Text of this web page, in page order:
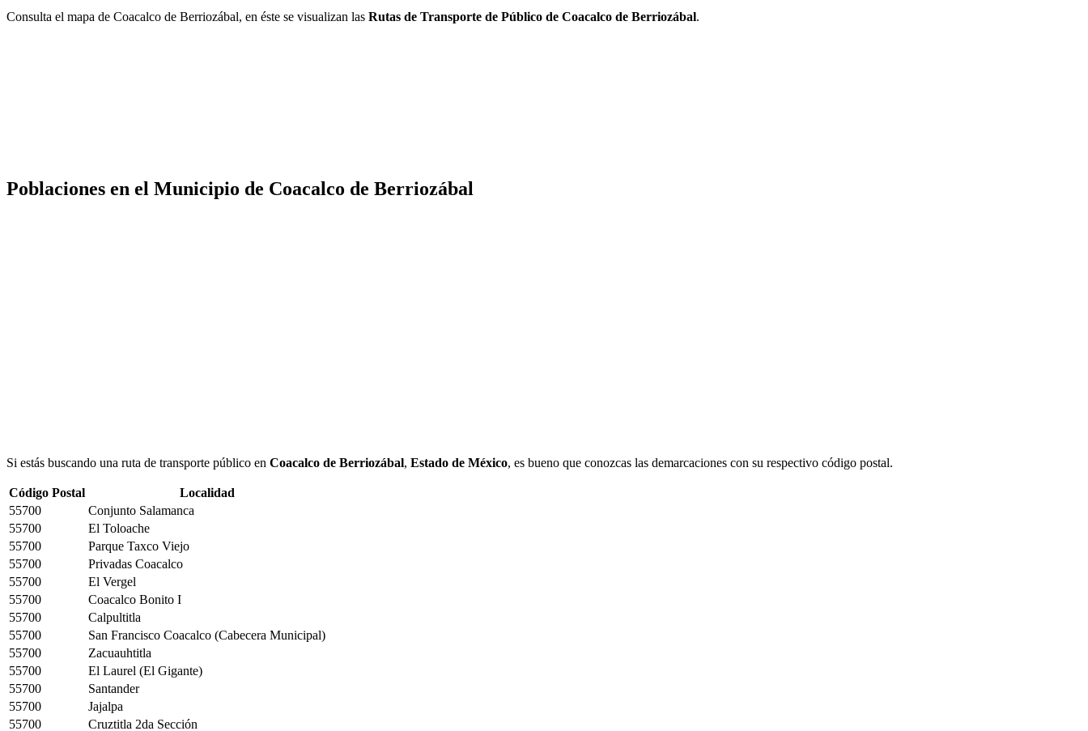
Consulta el mapa de Coacalco de Berriozábal, en éste se visualizan las Rutas de Transporte de Público de Coacalco de Berriozábal.
Poblaciones en el Municipio de Coacalco de Berriozábal
Si estás buscando una ruta de transporte público en Coacalco de Berriozábal, Estado de México, es bueno que conozcas las demarcaciones con su respectivo código postal.
Código Postal
Localidad
55700
Conjunto Salamanca
55700
El Toloache
55700
Parque Taxco Viejo
55700
Privadas Coacalco
55700
El Vergel
55700
Coacalco Bonito I
55700
Calpultitla
55700
San Francisco Coacalco (Cabecera Municipal)
55700
Zacuauhtitla
55700
El Laurel (El Gigante)
55700
Santander
55700
Jajalpa
55700
Cruztitla 2da Sección